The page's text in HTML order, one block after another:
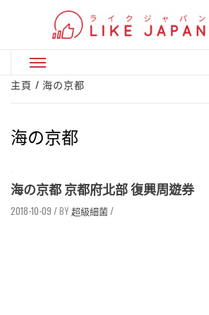
Primary
Menu
主頁 海の京都
海の京都
海の京都 京都府北部 復興周遊券
2018-10-09 / 超級細菌/